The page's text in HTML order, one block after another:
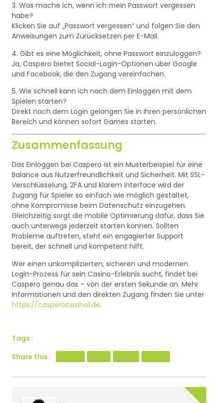
3. Was mache ich, wenn ich mein Passwort vergessen
habe?
Klicken Sie auf „Passwort vergessen“ und folgen Sie den
Anweisungen zum Zurücksetzen per E-Mail.
4. Gibt es eine Möglichkeit, ohne Passwort einzuloggen?
Ja, Caspero bietet Social-Login-Optionen über Google
und Facebook, die den Zugang vereinfachen.
5. Wie schnell kann ich nach dem Einloggen mit dem
Spielen starten?
Direkt nach dem Login gelangen Sie in Ihren persönlichen
Bereich und können sofort Games starten.
Zusammenfassung
Das Einloggen bei Caspero ist ein Musterbeispiel für eine
Balance aus Nutzerfreundlichkeit und Sicherheit. Mit SSL-
Verschlüsselung, 2FA und klarem Interface wird der
Zugang für Spieler so einfach wie möglich gestaltet,
ohne Kompromisse beim Datenschutz einzugehen.
Gleichzeitig sorgt die mobile Optimierung dafür, dass Sie
auch unterwegs jederzeit starten können. Sollten
Probleme auftreten, steht ein engagierter Support
bereit, der schnell und kompetent hilft.
Wer einen unkomplizierten, sicheren und modernen
Login-Prozess für sein Casino-Erlebnis sucht, findet bei
Caspero genau das – von der ersten Sekunde an. Mehr
Informationen und den direkten Zugang finden Sie unter
https://casperocasino1.de.
Tags :
Share this :